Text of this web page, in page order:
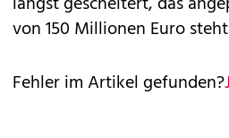
von 150 Millionen Euro
Fehler im Artikel gefunden?